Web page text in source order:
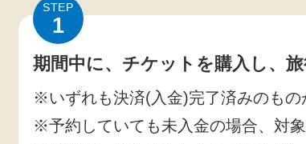
STEP
1
期間中に、チケットを購入し、
※いずれも決済(入金)完了済みのもの
※予約していても未入金の場合、対